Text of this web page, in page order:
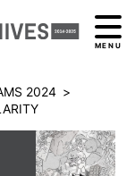
MENU
2024 >